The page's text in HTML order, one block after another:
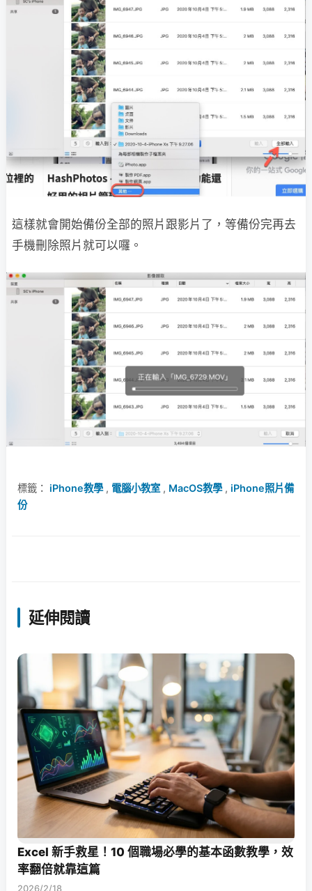
這樣就會開始備份全部的照片跟影片了，等備份完再去
手機刪除照片就可以囉。
標籤： iPhone教學, 電腦小教室 , MacOS教學, iPhone照片備
份
延伸閱讀
Excel 新手救星！10 個職場必學的基本函數教學，效
率翻倍就靠這篇
2026/2/18